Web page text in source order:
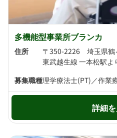
多機能型事業所ブランカ
住所
〒350-2226 埼玉県鶴
募集職種理学療法士(PT)／作業
詳細